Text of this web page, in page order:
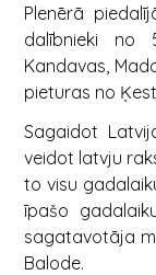
Plenērā
dalībnieki no
Kandavas,
pieturas no
Sagaidot
veidot latvju
to visu
īpašo
sagatavotāja
Balode.